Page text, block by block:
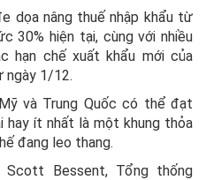
dọa nâng thuế nhập khẩu từ
30% hiện tại, cùng với nhiều
hạn chế xuất khẩu mới của
ngày 1/12.
và Trung Quốc có thể đạt
ít nhất là một khung thỏa
đang leo thang.
Bessent, Tổng thống